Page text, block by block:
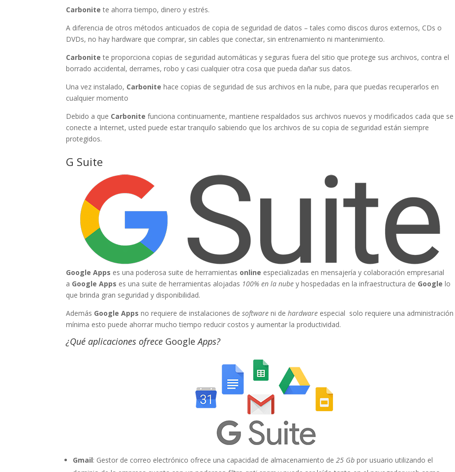
Carbonite te ahorra tiempo, dinero y estrés.
A diferencia de otros métodos anticuados de copia de seguridad de datos – tales como discos duros externos, CDs o
DVDs, no hay hardware que comprar, sin cables que conectar, sin entrenamiento ni mantenimiento.
Carbonite te proporciona copias de seguridad automáticas y seguras fuera del sitio que protege sus archivos, contra el
borrado accidental, derrames, robo y casi cualquier otra cosa que pueda dañar sus datos.
Una vez instalado, Carbonite hace copias de seguridad de sus archivos en la nube, para que puedas recuperarlos en
cualquier momento
Debido a que Carbonite funciona continuamente, mantiene respaldados sus archivos nuevos y modificados cada que se
conecte a Internet, usted puede estar tranquilo sabiendo que los archivos de su copia de seguridad están siempre
protegidos.
G Suite
Google Apps es una poderosa suite de herramientas online especializadas en mensajería y colaboración empresarial
a Google Apps es una suite de herramientas alojadas 100% en la nube y hospedadas en la infraestructura de Google lo
que brinda gran seguridad y disponibilidad.
Además Google Apps no requiere de instalaciones desoftware ni dehardware especial solo requiere una administración
mínima esto puede ahorrar mucho tiempo reducir costos y aumentar la productividad.
¿Qué aplicaciones ofrece Google Apps?
Gmail: Gestor de correo electrónico ofrece una capacidad de almacenamiento de25 Gb por usuario utilizando el